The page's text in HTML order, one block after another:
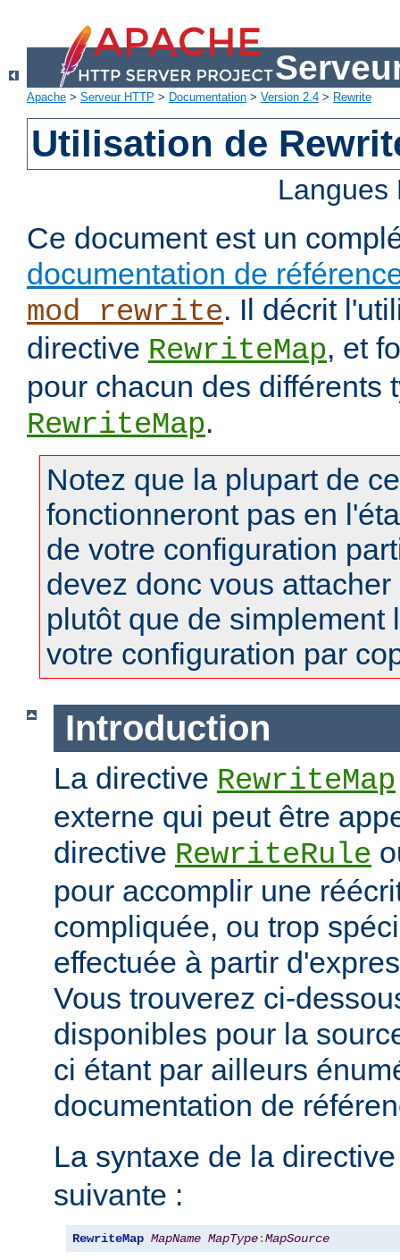
Apache > Serveur HTTP > Documentation > Version 2.4 > Rewrite
Utilisation de
Ce document est un
documentation de
mod_rewrite. Il décrit
directive RewriteMap, et
pour chacun des différents
RewriteMap.
Notez que la plupart de
fonctionneront pas en
de votre configuration
devez donc vous
plutôt que de simplement
votre configuration par
Introduction
La directive RewriteMap
externe qui peut être
directive RewriteRule
pour accomplir une
compliquée, ou trop
effectuée à partir
Vous trouverez ci-
disponibles pour la
ci étant par ailleurs
documentation de
La syntaxe de la
suivante :
RewriteMap MapName MapType:MapSource